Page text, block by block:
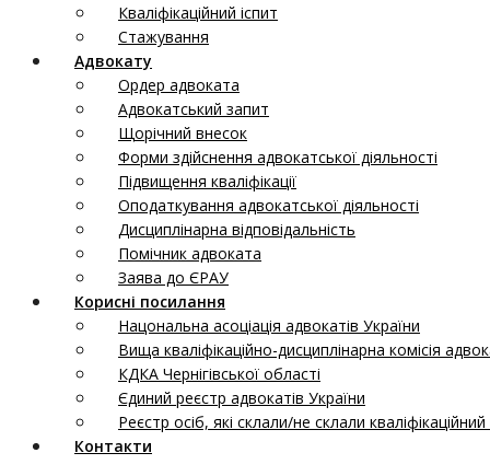
Кваліфікаційний іспит
Стажування
Адвокату
Ордер адвоката
Адвокатський запит
Щорічний внесок
Форми здійснення адвокатської діяльності
Підвищення кваліфікації
Оподаткування адвокатської діяльності
Дисциплінарна відповідальність
Помічник адвоката
Заява до ЄРАУ
Корисні посилання
Нацональна асоціація адвокатів України
Вища кваліфікаційно-дисциплінарна комісія
КДКА Чернігівської області
Єдиний реєстр адвокатів України
Реєстр осіб, які склали/не склали кваліфікаційний
Контакти